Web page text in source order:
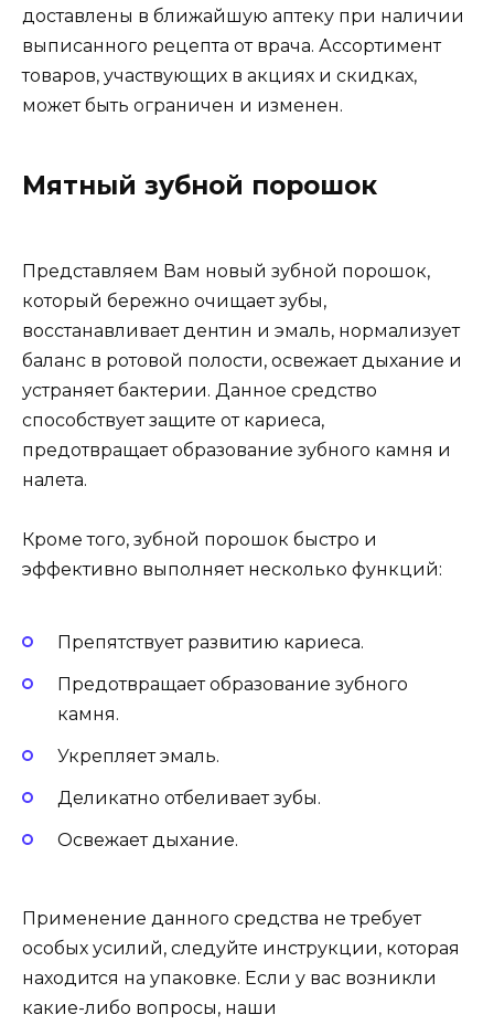
доставлены в ближайшую аптеку при наличии
выписанного рецепта от врача. Ассортимент
товаров, участвующих в акциях и скидках,
может быть ограничен и изменен.
Мятный зубной порошок
Представляем Вам новый зубной порошок,
который бережно очищает зубы,
восстанавливает дентин и эмаль, нормализует
баланс в ротовой полости, освежает дыхание и
устраняет бактерии. Данное средство
способствует защите от кариеса,
предотвращает образование зубного камня и
налета.
Кроме того, зубной порошок быстро и
эффективно выполняет несколько функций:
Препятствует развитию кариеса.
Предотвращает образование зубного
камня.
Укрепляет эмаль.
Деликатно отбеливает зубы.
Освежает дыхание.
Применение данного средства не требует
особых усилий, следуйте инструкции, которая
находится на упаковке. Если у вас возникли
какие-либо вопросы, наши